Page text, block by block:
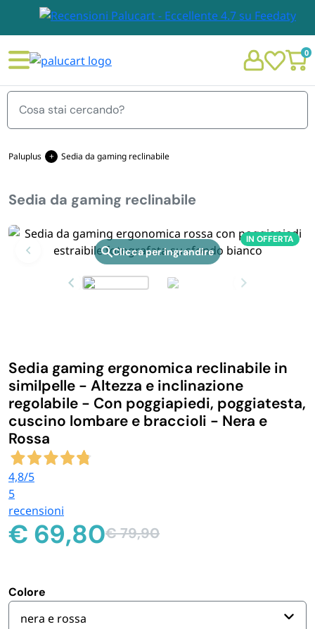
0
Menu
STOVIGLIE E TOVAGLIOLI
GIARDINO E ARREDO PER ESTERNO
IMBALLAGGIO E CANCELLERIA
CASA E PERSONA
FERRAMENTA E LINEA AUTO
PERSONA E MEDICALI
AVVOLGENTI E CONTENITORI ALIMENTARI
Personalizzazione Monouso
Paluplus Sedia da gaming reclinabile
Sedia da gaming reclinabile
IN OFFERTA
Zoom
Sedia gaming ergonomica reclinabile in
similpelle - Altezza e inclinazione
regolabile - Con poggiapiedi, poggiatesta,
cuscino lombare e braccioli - Nera e
Rossa
4,8/5
5
recensioni
€79,90
Il
era:
€ 79,90.
€ 69,80
Il
è:
€ 69,80.
Colore
nera e rossa